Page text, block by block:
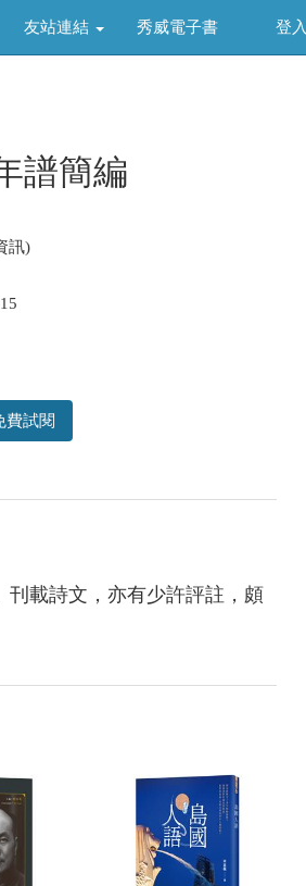
友站連結 秀威電子書 登入
譜簡編
訊)
費試閱
載詩文，亦有少許評註，頗